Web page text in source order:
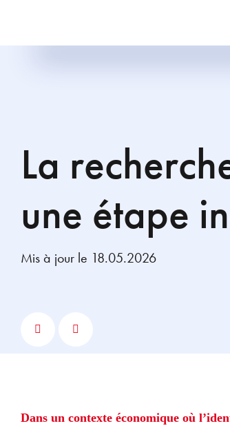
La
une étape
Mis à jour le 18.05.2026
Dans un contexte économique où